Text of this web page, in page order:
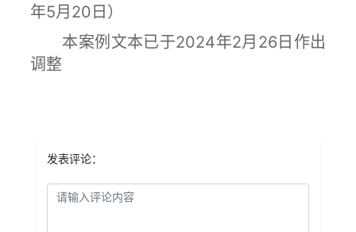
年5月20日）
本案例文本已于2024年2月26日作出
调整
发表评论：